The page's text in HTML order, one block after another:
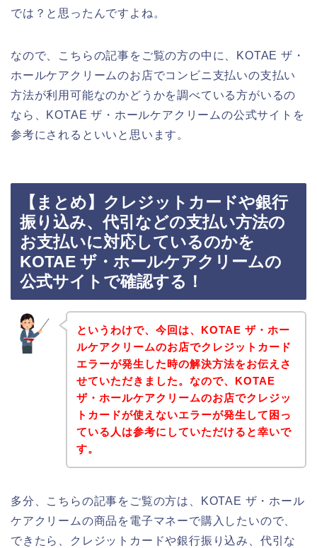
では？と思ったんですよね。
なので、こちらの記事をご覧の方の中に、KOTAE ザ・
ホールケアクリームのお店でコンビニ支払いの支払い
方法が利用可能なのかどうかを調べている方がいるの
なら、KOTAE ザ・ホールケアクリームの公式サイトを
参考にされるといいと思います。
【まとめ】クレジットカードや銀行
振り込み、代引などの支払い方法の
お支払いに対応しているのかを
KOTAE ザ・ホールケアクリームの
公式サイトで確認する！
というわけで、今回は、KOTAE ザ・ホー
ルケアクリームのお店でクレジットカード
エラーが発生した時の解決方法をお伝えさ
せていただきました。なので、KOTAE
ザ・ホールケアクリームのお店でクレジッ
トカードが使えないエラーが発生して困っ
ている人は参考にしていただけると幸いで
す。
多分、こちらの記事をご覧の方は、KOTAE ザ・ホール
ケアクリームの商品を電子マネーで購入したいので、
できたら、クレジットカードや銀行振り込み、代引な